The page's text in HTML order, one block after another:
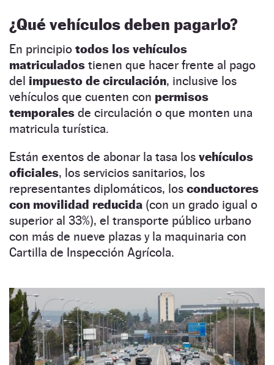
¿Qué vehículos deben pagarlo?
En principio todos los vehículos
matriculados tienen que hacer frente al pago
del impuesto de circulación, inclusive los
vehículos que cuenten con permisos
temporales de circulación o que monten una
matricula turística.
Están exentos de abonar la tasa los vehículos
oficiales, los servicios sanitarios, los
representantes diplomáticos, los conductores
con movilidad reducida (con un grado igual o
superior al 33%), el transporte público urbano
con más de nueve plazas y la maquinaria con
Cartilla de Inspección Agrícola.